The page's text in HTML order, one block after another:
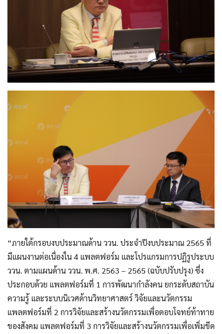
ค้นหาข้อมูล ล้างตัวกรอก
Search
Search
เลือกประเภท :
Selected 0 of 6
“ภายใต้กรอบงบประมาณด้าน ววน. ประจำปีงบประมาณ 2565 ที่
มีแผนงานต่อเนื่องใน 4 แพลตฟอร์ม และโปรแกรมการปฏิรูประบบ
ววน. ตามแผนด้าน ววน. พ.ศ. 2563 – 2565 (ฉบับปรับปรุง) ซึ่ง
ประกอบด้วย แพลตฟอร์มที่ 1 การพัฒนากำลังคน ยกระดับสถาบัน
ความรู้ และระบบนิเวศด้านวิทยาศาสตร์ วิจัยและนวัตกรรม
แพลตฟอร์มที่ 2 การวิจัยและสร้างนวัตกรรมเพื่อตอบโจทย์ท้าทาย
ของสังคม แพลตฟอร์มที่ 3 การวิจัยและสร้างนวัตกรรมเพื่อเพิ่มขีด